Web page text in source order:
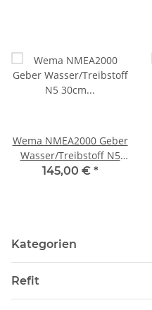
Wema NMEA2000 Geber
Wasser/Treibstoff N5
30cm 21352211/250300
145,00 € *
Kategorien
Refit